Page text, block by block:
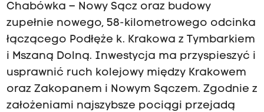
Chabówka – Nowy Sącz oraz budowy
zupełnie nowego, 58-kilometrowego odcinka
łączącego Podłęże k. Krakowa z Tymbarkiem
i Mszaną Dolną. Inwestycja ma przyspieszyć i
usprawnić ruch kolejowy między Krakowem
oraz Zakopanem i Nowym Sączem. Zgodnie z
założeniami najszybsze pociągi przejadą